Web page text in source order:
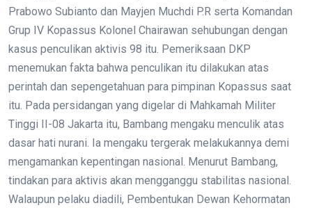
Prabowo Subianto dan Mayjen Muchdi P.R serta Komandan
Grup IV Kopassus Kolonel Chairawan sehubungan dengan
kasus penculikan aktivis 98 itu. Pemeriksaan DKP
menemukan fakta bahwa penculikan itu dilakukan atas
perintah dan sepengetahuan para pimpinan Kopassus saat
itu. Pada persidangan yang digelar di Mahkamah Militer
Tinggi II-08 Jakarta itu, Bambang mengaku menculik atas
dasar hati nurani. Ia mengaku tergerak melakukannya demi
mengamankan kepentingan nasional. Menurut Bambang,
tindakan para aktivis akan mengganggu stabilitas nasional.
Walaupun pelaku diadili, Pembentukan Dewan Kehormatan